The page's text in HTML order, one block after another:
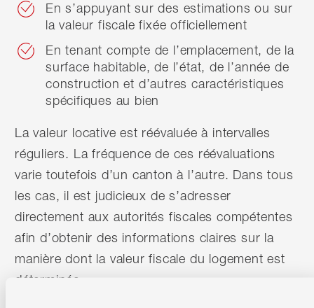
En s’appuyant sur des estimations ou sur
la valeur fiscale fixée officiellement
En tenant compte de l’emplacement, de la
surface habitable, de l’état, de l’année de
construction et d’autres caractéristiques
spécifiques au bien
La valeur locative est réévaluée à intervalles
réguliers. La fréquence de ces réévaluations
varie toutefois d’un canton à l’autre. Dans tous
les cas, il est judicieux de s’adresser
directement aux autorités fiscales compétentes
afin d’obtenir des informations claires sur la
manière dont la valeur fiscale du logement est
déterminée.